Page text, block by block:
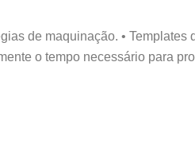
de maquinação. • Templates
o tempo necessário para